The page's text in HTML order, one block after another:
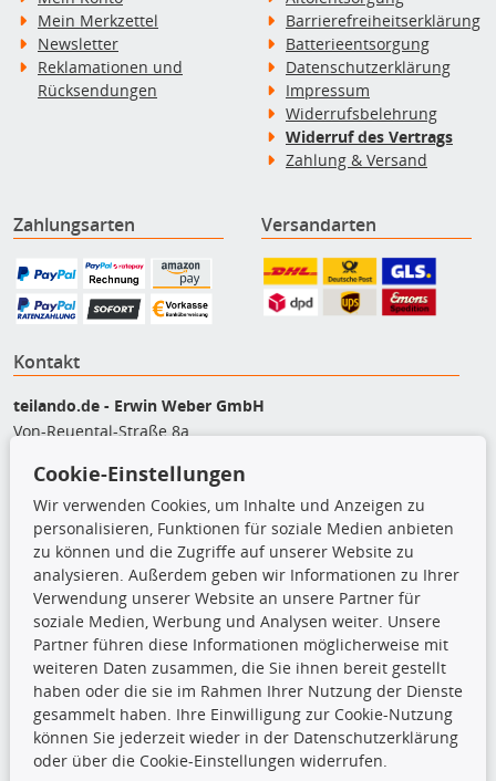
Mein Merkzettel
Newsletter
Reklamationen und
Rücksendungen
Barrierefreiheitserklärung
Batterieentsorgung
Datenschutzerklärung
Impressum
Widerrufsbelehrung
Widerruf des Vertrags
Zahlung & Versand
Zahlungsarten Versandarten
Kontakt
teilando.de - Erwin Weber GmbH
Von-Reuental-Straße 8a
+49 (0) 8165 / 5093200
shop@teilando.de
Top Produkte
Beleuchtung
Bremsbeläge
Bremsscheiben
Kupplungssatz
Querlenker
Radlager
Stoßdämpfer
Cookie-Einstellungen
Wir verwenden Cookies, um Inhalte und Anzeigen zu
personalisieren, Funktionen für soziale Medien anbieten
zu können und die Zugriffe auf unserer Website zu
analysieren. Außerdem geben wir Informationen zu Ihrer
Verwendung unserer Website an unsere Partner für
soziale Medien, Werbung und Analysen weiter. Unsere
Partner führen diese Informationen möglicherweise mit
weiteren Daten zusammen, die Sie ihnen bereit gestellt
haben oder die sie im Rahmen Ihrer Nutzung der Dienste
gesammelt haben. Ihre Einwilligung zur Cookie-Nutzung
können Sie jederzeit wieder in der Datenschutzerklärung
oder über die Cookie-Einstellungen widerrufen.